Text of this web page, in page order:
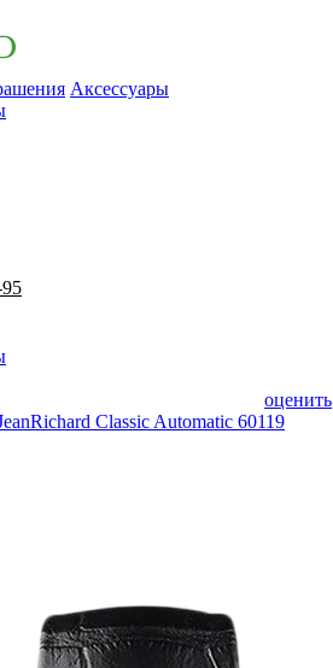
Аксессуары
оценить
Classic Automatic 60119